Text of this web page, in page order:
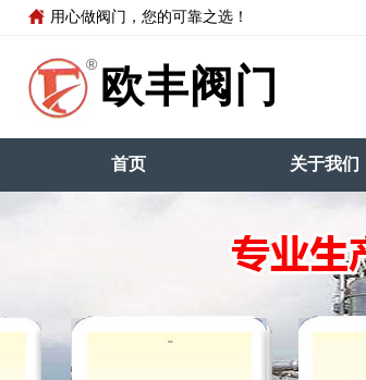
用心做阀门，您的可靠之选！
欧丰阀门
®
首页 关于我们